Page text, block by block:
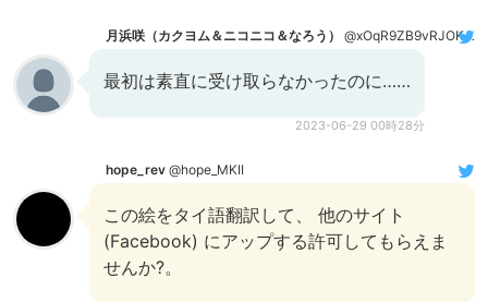
月浜咲（カクヨム＆ニコニコ＆なろう） @xOqR9ZB9vRJOKK7
最初は素直に受け取らなかったのに……
2023-06-29 00時28分
hope_rev @hope_MKII
この絵をタイ語翻訳して、 他のサイト
(Facebook) にアップする許可してもらえま
せんか?。